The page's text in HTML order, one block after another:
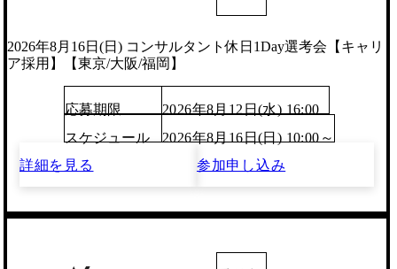
2026年8月16日(日) コンサルタント休日1Day選考会【キャリ
ア採用】【東京/大阪/福岡】
応募期限
2026年8月12日(水) 16:00
スケジュール
2026年8月16日(日) 10:00～
詳細を見る
参加申し込み